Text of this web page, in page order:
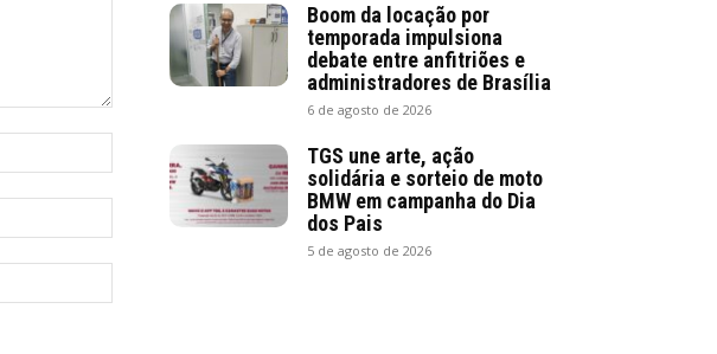
mail:*
Boom da locação por
temporada impulsiona
debate entre anfitriões e
administradores de Brasília
6 de agosto de 2026
TGS une arte, ação
solidária e sorteio de moto
BMW em campanha do Dia
dos Pais
5 de agosto de 2026